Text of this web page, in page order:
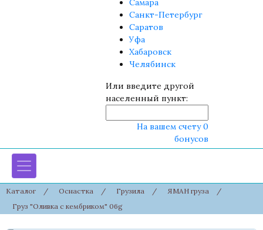
Самара
Санкт-Петербург
Саратов
Уфа
Хабаровск
Челябинск
Или введите другой
населенный пункт:
На вашем счету 0
бонусов
Каталог / Оснастка / Грузила / ЯМАН груза
/
Груз "Оливка с кембриком" 06g